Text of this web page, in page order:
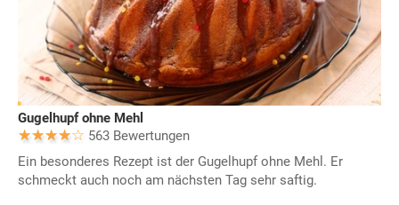
Gugelhupf ohne Mehl
563 Bewertungen
Ein besonderes Rezept ist der Gugelhupf ohne Mehl. Er
schmeckt auch noch am nächsten Tag sehr saftig.